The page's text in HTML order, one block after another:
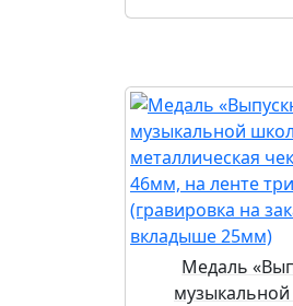
Медаль